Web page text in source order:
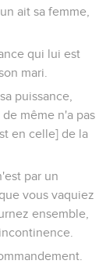
ait sa femme,
qui lui est
mari.
puissance,
même n'a pas
en celle] de la
par un
vous vaquiez
ensemble,